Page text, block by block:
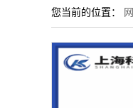
您当前的位置：